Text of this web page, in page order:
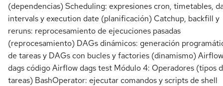
(dependencias) Scheduling: expresiones cron, timetables,
intervals y execution date (planificación) Catchup, backfill y
reruns: reprocesamiento de ejecuciones pasadas
(reprocesamiento) DAGs dinámicos: generación
de tareas y DAGs con bucles y factories (dinamismo) Airflow
dags código Airflow dags test Módulo 4: Operadores (tipos
tareas) BashOperator: ejecutar comandos y scripts de shell